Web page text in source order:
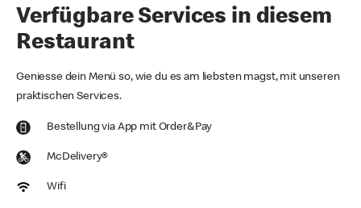
Verfügbare Services in diesem
Restaurant
Geniesse dein Menü so, wie du es am liebsten magst, mit unseren
praktischen Services.
Bestellung via App mit Order&Pay
McDelivery®
Wifi